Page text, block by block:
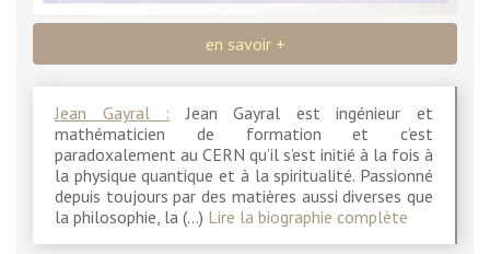
en savoir +
Jean Gayral : Jean Gayral est ingénieur et
mathématicien de formation et c’est
paradoxalement au CERN qu’il s’est initié à la fois à
la physique quantique et à la spiritualité. Passionné
depuis toujours par des matières aussi diverses que
la philosophie, la (…) Lire la biographie complète